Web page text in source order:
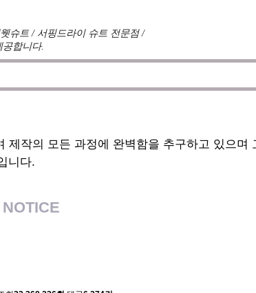
슈트 / 서핑드라이 슈트 전문점 /
합니다.
극 반영하여 매시즌 진화한 슈트를 개발하여
제작의 모든 과정에 완벽함을 추구하고 있으며
니다.
NOTICE